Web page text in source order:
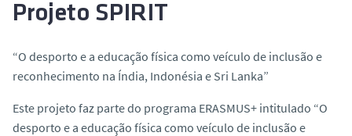
Projeto SPIRIT
“O desporto e a educação física como veículo de inclusão e
reconhecimento na Índia, Indonésia e Sri Lanka”
Este projeto faz parte do programa ERASMUS+ intitulado “O
desporto e a educação física como veículo de inclusão e